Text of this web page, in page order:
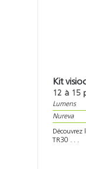
Kit
12 à 15
Lumens
Nureva
Découvrez
TR30 . . .